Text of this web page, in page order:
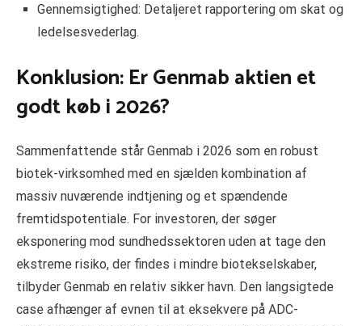
Gennemsigtighed: Detaljeret rapportering om skat og
ledelsesvederlag.
Konklusion: Er Genmab aktien et
godt køb i 2026?
Sammenfattende står Genmab i 2026 som en robust
biotek-virksomhed med en sjælden kombination af
massiv nuværende indtjening og et spændende
fremtidspotentiale. For investoren, der søger
eksponering mod sundhedssektoren uden at tage den
ekstreme risiko, der findes i mindre biotekselskaber,
tilbyder Genmab en relativ sikker havn. Den langsigtede
case afhænger af evnen til at eksekvere på ADC-